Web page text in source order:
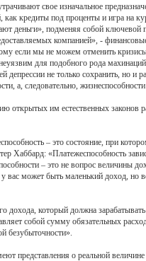
свое изначальное
кредиты под проценты и игра на
деньги», подменяя собой
компанией», -
если мы не можем отменить
для подобного рода
не только сохранить, но и
а, следовательно, жизнеспособности
открытых им естественных законов
– это состояние, при
Хаббард: «Платежеспособность
– это не вопрос величины
может быть маленький доход, но
дохода, который должна
собой сумму обязательных
безубыточности».
представления о реальной